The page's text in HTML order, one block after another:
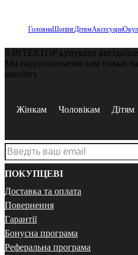
ГоловнаШопінгДітямАксесуари
З INTERTOP купувати вигідніше
Ми надсилатимемо вам тільки
шопінгу
Жінкам Чоловікам Дітям
ПОКУПЦЕВІ
Доставка та оплата
Повернення
Гарантії
Бонусна програма
Реферальна програма